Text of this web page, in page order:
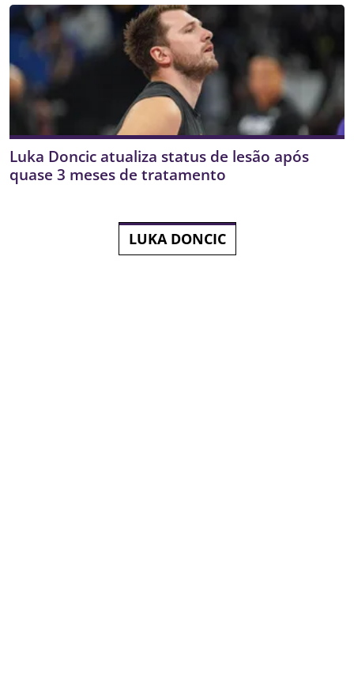
Luka Doncic atualiza status de lesão após
quase 3 meses de tratamento
LUKA DONCIC